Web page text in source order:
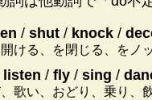
/ shut / knock /
ける、を閉じる、をノ
listen / fly / sing /
歌い、おどり、乗り